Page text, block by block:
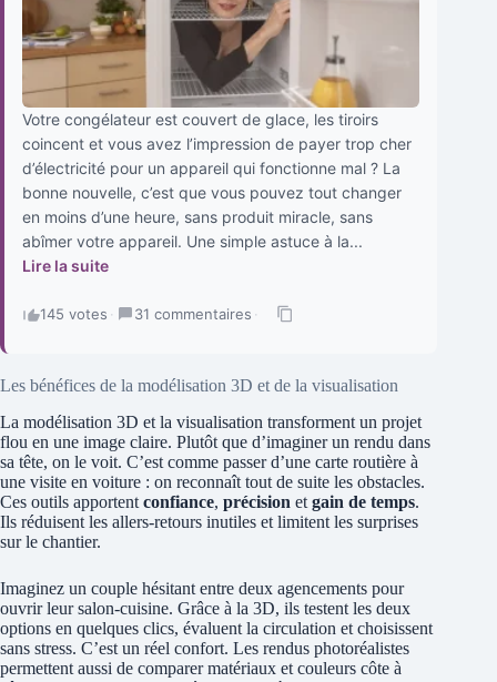
Votre congélateur est couvert de glace, les tiroirs
coincent et vous avez l’impression de payer trop cher
d’électricité pour un appareil qui fonctionne mal ? La
bonne nouvelle, c’est que vous pouvez tout changer
en moins d’une heure, sans produit miracle, sans
abîmer votre appareil. Une simple astuce à la...
Lire la suite
145 votes · 31 commentaires ·
Les bénéfices de la modélisation 3D et de la visualisation
La modélisation 3D et la visualisation transforment un projet
flou en une image claire. Plutôt que d’imaginer un rendu dans
sa tête, on le voit. C’est comme passer d’une carte routière à
une visite en voiture : on reconnaît tout de suite les obstacles.
Ces outils apportent confiance, précision et gain de temps.
Ils réduisent les allers-retours inutiles et limitent les surprises
sur le chantier.
Imaginez un couple hésitant entre deux agencements pour
ouvrir leur salon-cuisine. Grâce à la 3D, ils testent les deux
options en quelques clics, évaluent la circulation et choisissent
sans stress. C’est un réel confort. Les rendus photoréalistes
permettent aussi de comparer matériaux et couleurs côte à